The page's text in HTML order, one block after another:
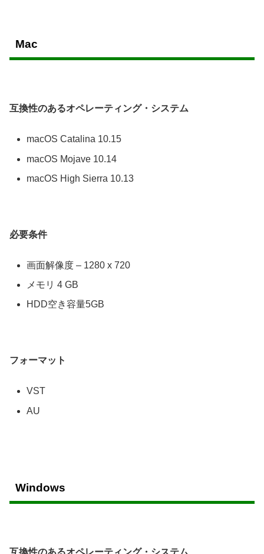
Mac
互換性のあるオペレーティング・システム
macOS Catalina 10.15
macOS Mojave 10.14
macOS High Sierra 10.13
必要条件
画面解像度 – 1280 x 720
メモリ 4 GB
HDD空き容量5GB
フォーマット
VST
AU
Windows
互換性のあるオペレーティング・システム